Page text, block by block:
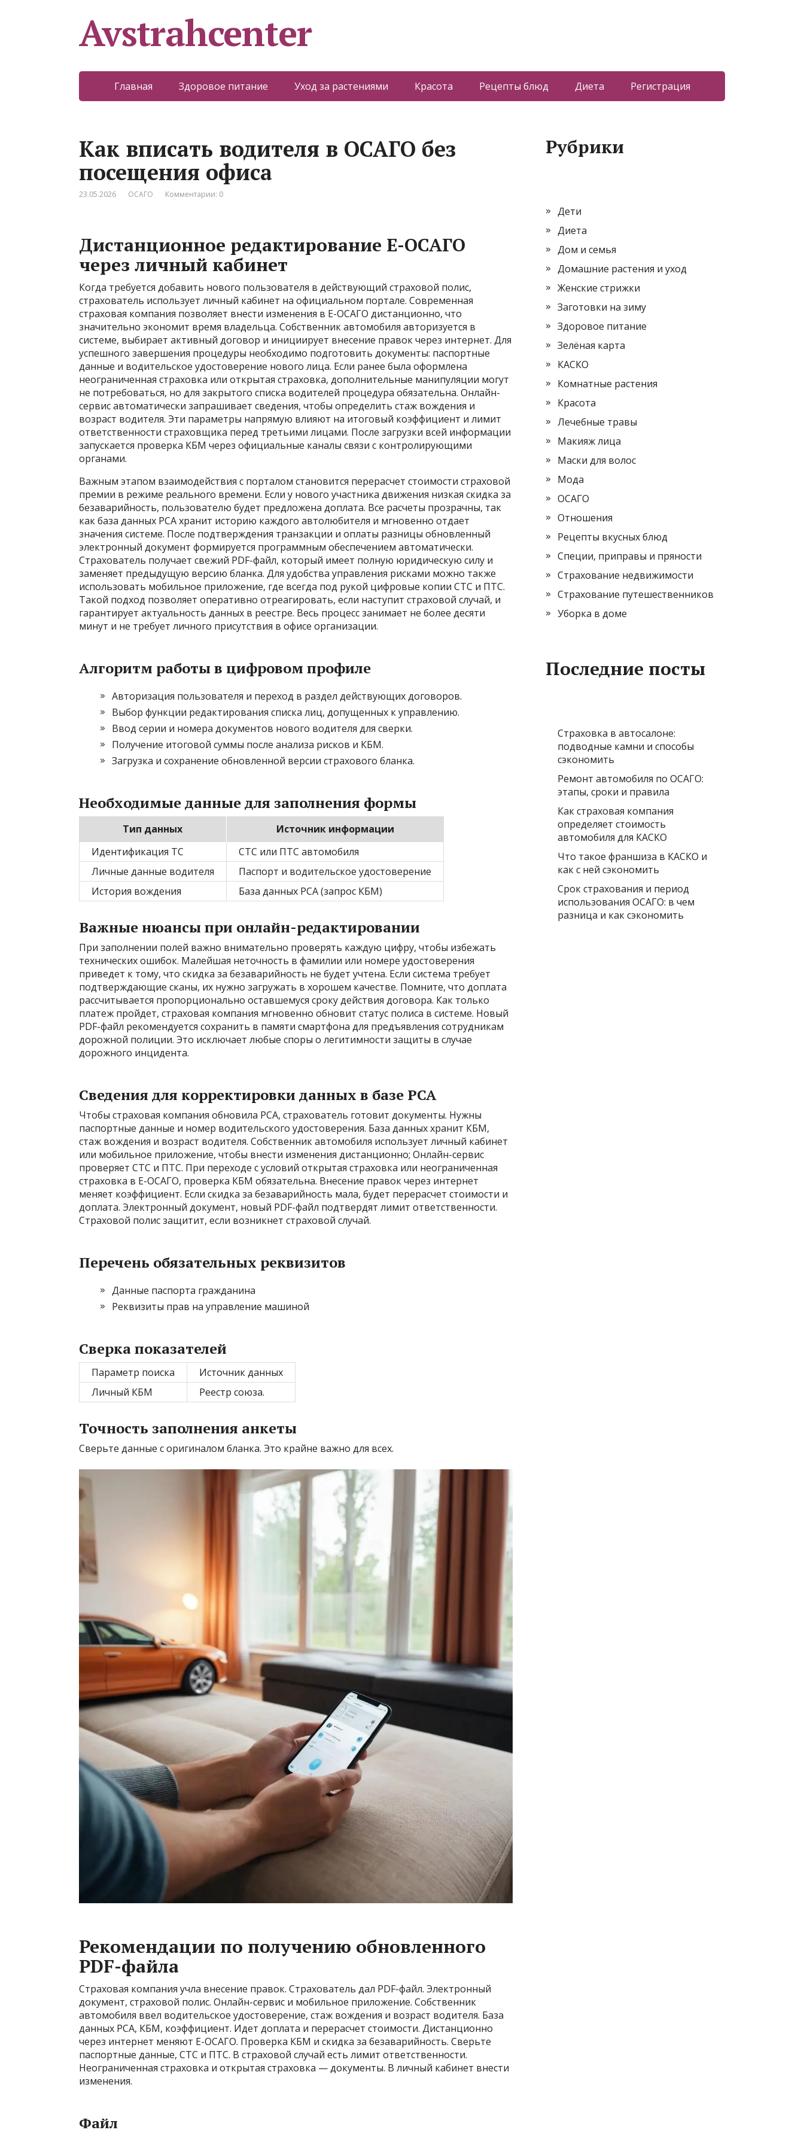
Avstrahcenter
Главная Здоровое питание Уход за растениями Красота Рецепты блюд Диета Регистрация
Как вписать водителя в ОСАГО без
посещения офиса
23.05.2026 ОСАГО Комментарии: 0
Дистанционное редактирование Е-ОСАГО
через личный кабинет
Когда требуется добавить нового пользователя в действующий страховой полис,
страхователь использует личный кабинет на официальном портале. Современная
страховая компания позволяет внести изменения в Е-ОСАГО дистанционно, что
значительно экономит время владельца. Собственник автомобиля авторизуется в
системе, выбирает активный договор и инициирует внесение правок через интернет. Для
успешного завершения процедуры необходимо подготовить документы: паспортные
данные и водительское удостоверение нового лица. Если ранее была оформлена
неограниченная страховка или открытая страховка, дополнительные манипуляции могут
не потребоваться, но для закрытого списка водителей процедура обязательна. Онлайн-
сервис автоматически запрашивает сведения, чтобы определить стаж вождения и
возраст водителя. Эти параметры напрямую влияют на итоговый коэффициент и лимит
ответственности страховщика перед третьими лицами. После загрузки всей информации
запускается проверка КБМ через официальные каналы связи с контролирующими
органами.
Важным этапом взаимодействия с порталом становится перерасчет стоимости страховой
премии в режиме реального времени. Если у нового участника движения низкая скидка за
безаварийность, пользователю будет предложена доплата. Все расчеты прозрачны, так
как база данных РСА хранит историю каждого автолюбителя и мгновенно отдает
значения системе. После подтверждения транзакции и оплаты разницы обновленный
электронный документ формируется программным обеспечением автоматически.
Страхователь получает свежий PDF-файл, который имеет полную юридическую силу и
заменяет предыдущую версию бланка. Для удобства управления рисками можно также
использовать мобильное приложение, где всегда под рукой цифровые копии СТС и ПТС.
Такой подход позволяет оперативно отреагировать, если наступит страховой случай, и
гарантирует актуальность данных в реестре. Весь процесс занимает не более десяти
минут и не требует личного присутствия в офисе организации.
Алгоритм работы в цифровом профиле
Авторизация пользователя и переход в раздел действующих договоров.
Выбор функции редактирования списка лиц, допущенных к управлению.
Ввод серии и номера документов нового водителя для сверки.
Получение итоговой суммы после анализа рисков и КБМ.
Загрузка и сохранение обновленной версии страхового бланка.
Необходимые данные для заполнения формы
Тип данных
Источник информации
Идентификация ТС
СТС или ПТС автомобиля
Личные данные водителя
Паспорт и водительское удостоверение
История вождения
База данных РСА (запрос КБМ)
Важные нюансы при онлайн-редактировании
При заполнении полей важно внимательно проверять каждую цифру, чтобы избежать
технических ошибок. Малейшая неточность в фамилии или номере удостоверения
приведет к тому, что скидка за безаварийность не будет учтена. Если система требует
подтверждающие сканы, их нужно загружать в хорошем качестве. Помните, что доплата
рассчитывается пропорционально оставшемуся сроку действия договора. Как только
платеж пройдет, страховая компания мгновенно обновит статус полиса в системе. Новый
PDF-файл рекомендуется сохранить в памяти смартфона для предъявления сотрудникам
дорожной полиции. Это исключает любые споры о легитимности защиты в случае
дорожного инцидента.
Сведения для корректировки данных в базе РСА
Чтобы страховая компания обновила РСА, страхователь готовит документы. Нужны
паспортные данные и номер водительского удостоверения. База данных хранит КБМ,
стаж вождения и возраст водителя. Собственник автомобиля использует личный кабинет
или мобильное приложение, чтобы внести изменения дистанционно; Онлайн-сервис
проверяет СТС и ПТС. При переходе с условий открытая страховка или неограниченная
страховка в Е-ОСАГО, проверка КБМ обязательна. Внесение правок через интернет
меняет коэффициент. Если скидка за безаварийность мала, будет перерасчет стоимости и
доплата. Электронный документ, новый PDF-файл подтвердят лимит ответственности.
Страховой полис защитит, если возникнет страховой случай.
Перечень обязательных реквизитов
Данные паспорта гражданина
Реквизиты прав на управление машиной
Сверка показателей
Параметр поиска
Источник данных
Личный КБМ
Реестр союза.
Точность заполнения анкеты
Сверьте данные с оригиналом бланка. Это крайне важно для всех.
Рекомендации по получению обновленного
PDF-файла
Страховая компания учла внесение правок. Страхователь дал PDF-файл. Электронный
документ, страховой полис. Онлайн-сервис и мобильное приложение. Собственник
автомобиля ввел водительское удостоверение, стаж вождения и возраст водителя. База
данных РСА, КБМ, коэффициент. Идет доплата и перерасчет стоимости. Дистанционно
через интернет меняют Е-ОСАГО. Проверка КБМ и скидка за безаварийность. Сверьте
паспортные данные, СТС и ПТС. В страховой случай есть лимит ответственности.
Неограниченная страховка и открытая страховка — документы. В личный кабинет внести
изменения.
Файл
Рубрики
Дети
Диета
Дом и семья
Домашние растения и уход
Женские стрижки
Заготовки на зиму
Здоровое питание
Зелёная карта
КАСКО
Комнатные растения
Красота
Лечебные травы
Макияж лица
Маски для волос
Мода
ОСАГО
Отношения
Рецепты вкусных блюд
Специи, приправы и пряности
Страхование недвижимости
Страхование путешественников
Уборка в доме
Последние посты
Страховка в автосалоне:
подводные камни и способы
сэкономить
Ремонт автомобиля по ОСАГО:
этапы, сроки и правила
Как страховая компания
определяет стоимость
автомобиля для КАСКО
Что такое франшиза в КАСКО и
как с ней сэкономить
Срок страхования и период
использования ОСАГО: в чем
разница и как сэкономить